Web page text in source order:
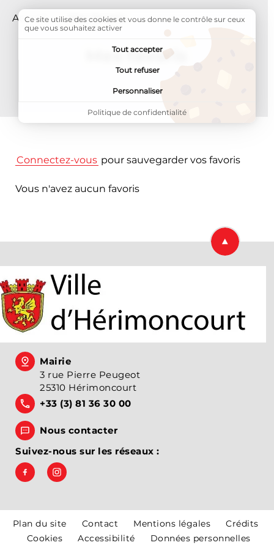
Accueil Page active :
Mes favoris
Mes favoris
Connectez-vous pour sauvegarder vos favoris
Vous n'avez aucun favoris
Retourner
Mairie
3 rue Pierre Peugeot
25310 Hérimoncourt
+33 (3) 81 36 30 00
Nous contacter
Suivez-nous sur les réseaux :
Suivez-nous sur Facebook, Ville d'Hérimoncourt
Suivez-nous sur Instagram, Hérimoncourt
Plan du site Contact Mentions légales
Crédits
Cookies
Accessibilité Données personnelles
Ce site utilise des cookies et vous donne le contrôle sur ceux
que vous souhaitez activer
Tout accepter
Tout refuser
Personnaliser
Politique de confidentialité